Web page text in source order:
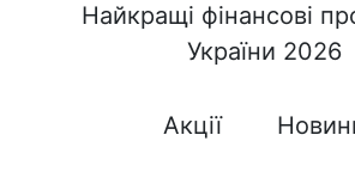
Найкращі фінансові
України 2026
Акції